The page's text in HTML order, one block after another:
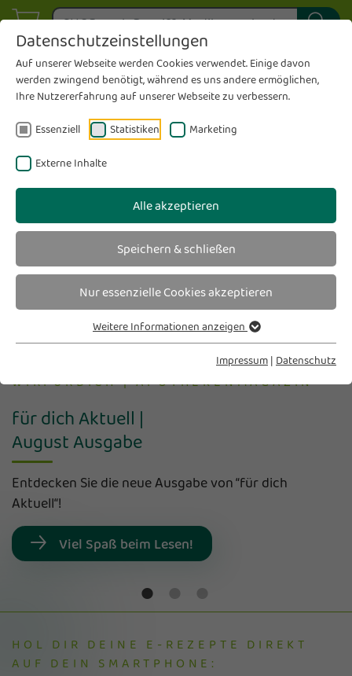
Datenschutzeinstellungen
Auf unserer Webseite werden Cookies verwendet. Einige davon
werden zwingend benötigt, während es uns andere ermöglichen,
Ihre Nutzererfahrung auf unserer Webseite zu verbessern.
Essenziell Statistiken Marketing
Externe Inhalte
Alle akzeptieren
Speichern & schließen
Nur essenzielle Cookies akzeptieren
Weitere Informationen anzeigen
Impressum | Datenschutz
WIRFÜRDICH | APOTHEKENMAGAZIN
für dich Aktuell |
August Ausgabe
Entdecken Sie die neue Ausgabe von “für dich
Aktuell“!
Viel Spaß beim Lesen!
HOL DIR DEINE E-REZEPTE DIREKT
AUF DEIN SMARTPHONE: